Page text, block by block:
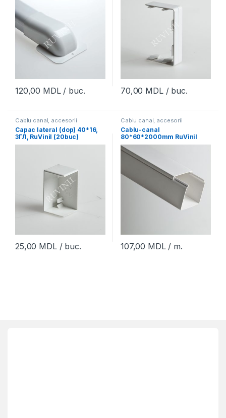
120,00 MDL/ buc. 70,00 MDL/ buc.
Cablu canal, accesorii
Capac lateral (dop) 40*16,
ЗГЛ, RuVinil (20buc)
25,00 MDL/ buc.
Cablu canal, accesorii
Cablu-canal
80*60*2000mm RuVinil
(24m)
107,00 MDL/ m.